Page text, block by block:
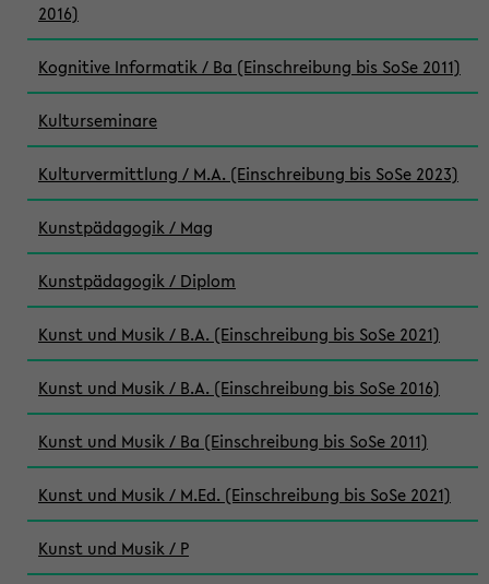
2016)
Kognitive Informatik / Ba (Einschreibung bis SoSe 2011)
Kulturseminare
Kulturvermittlung / M.A. (Einschreibung bis SoSe 2023)
Kunstpädagogik / Mag
Kunstpädagogik / Diplom
Kunst und Musik / B.A. (Einschreibung bis SoSe 2021)
Kunst und Musik / B.A. (Einschreibung bis SoSe 2016)
Kunst und Musik / Ba (Einschreibung bis SoSe 2011)
Kunst und Musik / M.Ed. (Einschreibung bis SoSe 2021)
Kunst und Musik / P